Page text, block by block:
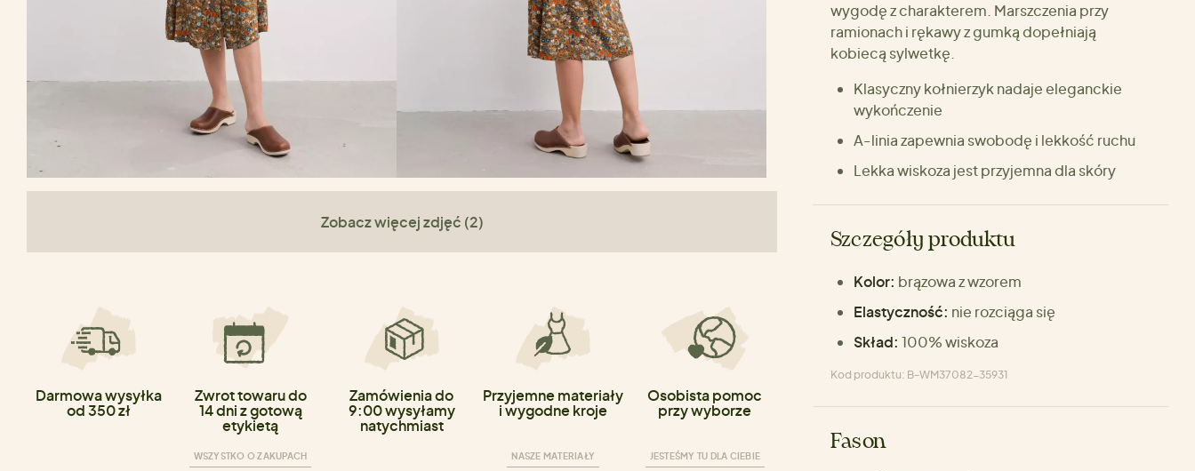
Zobacz więcej zdjęć (2)
Darmowa wysyłka
od 350 zł
Zwrot towaru do
14 dni z gotową
etykietą
WSZYSTKO O ZAKUPACH
Zamówienia do
9:00 wysyłamy
natychmiast
Przyjemne materiały
i wygodne kroje
NASZE MATERIAŁY
Osobista pomoc
przy wyborze
JESTEŚMY TU DLA CIEBIE
wygodę z charakterem. Marszczenia przy
ramionach i rękawy z gumką dopełniają
kobiecą sylwetkę.
Klasyczny kołnierzyk nadaje eleganckie
wykończenie
A-linia zapewnia swobodę i lekkość ruchu
Lekka wiskoza jest przyjemna dla skóry
Szczegóły produktu
Kolor: brązowa z wzorem
Elastyczność: nie rozciąga się
Skład: 100% wiskoza
Kod produktu: B-WM37082-35931
Fason